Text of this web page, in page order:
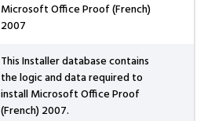
Microsoft Office Proof (French)
2007
This Installer database contains
the logic and data required to
install Microsoft Office Proof
(French) 2007.